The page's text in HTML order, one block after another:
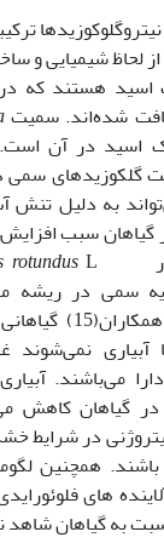
شده‌اند. سمیت
اسید در آن
گلکوزیدهای سمی
به دلیل تنش
گیاهان سبب
در
rotundus
تحقیقات نوری
آبیاری نمی‌شوند
می‌‌باشند.
در گیاهان کاهش
در شرایط
باشند. همچنین
های
به گیاهان شاهد